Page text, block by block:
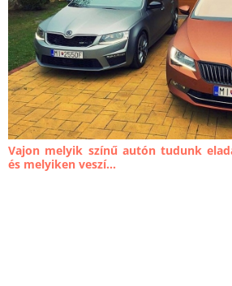
Vajon melyik színű autón tudunk
és melyiken veszí...